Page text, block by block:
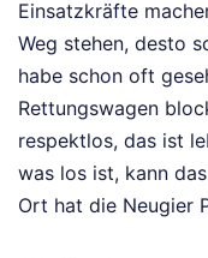
Einsatzkräfte
Weg stehen, desto
habe schon oft
Rettungswagen
respektlos, das ist
was los ist, kann
Ort hat die Neugier